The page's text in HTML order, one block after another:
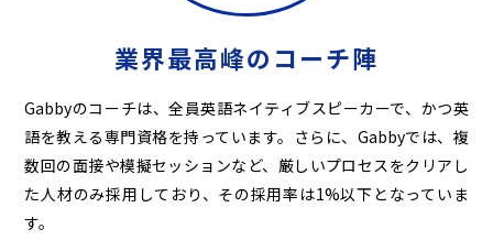
業界最高峰のコーチ陣
Gabbyのコーチは、全員英語ネイティブスピーカーで、かつ英
語を教える専門資格を持っています。 さらに、Gabbyでは、複
数回の面接や模擬セッションなど、厳しいプロセスをクリアし
た人材のみ採用しており、その採用率は1%以下となっていま
す。